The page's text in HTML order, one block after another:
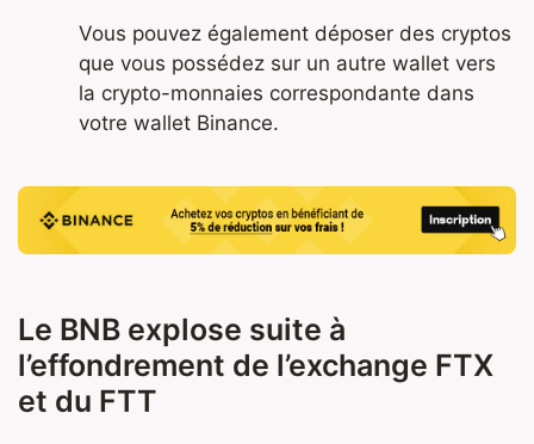
Vous pouvez également déposer des cryptos
que vous possédez sur un autre wallet vers
la crypto-monnaies correspondante dans
votre wallet Binance.
Le BNB explose suite à
l’effondrement de l’exchange FTX
et du FTT